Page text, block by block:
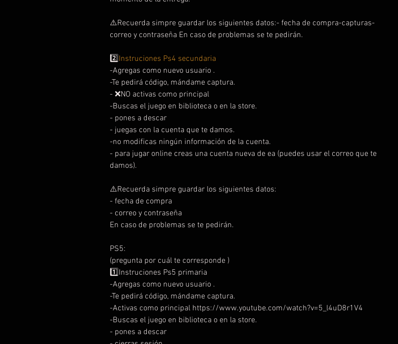
⚠️Recuerda simpre guardar los siguientes datos:- fecha de compra-capturas-
correo y contraseña En caso de problemas se te pedirán.
2️⃣Instruciones Ps4 secundaria
-Agregas como nuevo usuario .
-Te pedirá código, mándame captura.
- ❌NO activas como principal
-Buscas el juego en biblioteca o en la store.
- pones a descar
- juegas con la cuenta que te damos.
-no modificas ningún información de la cuenta.
- para jugar online creas una cuenta nueva de ea (puedes usar el correo que te
damos).
⚠️Recuerda simpre guardar los siguientes datos:
- fecha de compra
- correo y contraseña
En caso de problemas se te pedirán.
PS5:
(pregunta por cuál te corresponde )
1️⃣Instruciones Ps5 primaria
-Agregas como nuevo usuario .
-Te pedirá código, mándame captura.
-Activas como principal https://www.youtube.com/watch?v=5_l4uD8r1V4
-Buscas el juego en biblioteca o en la store.
- pones a descar